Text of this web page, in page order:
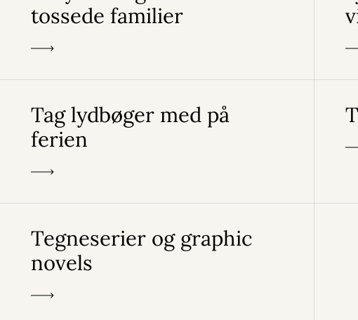
tossede familier
Tag lydbøger med på
ferien
Tegneserier og graphic
novels